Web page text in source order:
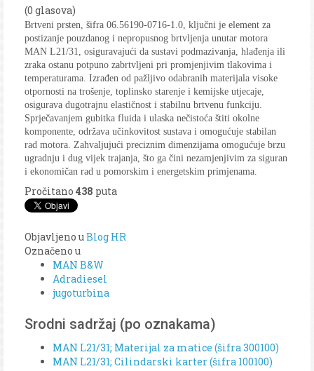
(0 glasova)
Brtveni prsten, šifra 06.56190-0716-1.0, ključni je element za
postizanje pouzdanog i nepropusnog brtvljenja unutar motora
MAN L21/31, osiguravajući da sustavi podmazivanja, hlađenja ili
zraka ostanu potpuno zabrtvljeni pri promjenjivim tlakovima i
temperaturama. Izrađen od pažljivo odabranih materijala visoke
otpornosti na trošenje, toplinsko starenje i kemijske utjecaje,
osigurava dugotrajnu elastičnost i stabilnu brtvenu funkciju.
Sprječavanjem gubitka fluida i ulaska nečistoća štiti okolne
komponente, održava učinkovitost sustava i omogućuje stabilan
rad motora. Zahvaljujući preciznim dimenzijama omogućuje brzu
ugradnju i dug vijek trajanja, što ga čini nezamjenjivim za siguran
i ekonomičan rad u pomorskim i energetskim primjenama.
Pročitano 438 puta
Objavljeno uBlog HR
Označeno u
MAN B&W
Adradiesel
jugoturbina
Srodni sadržaj (po oznakama)
MAN L21/31; Materijal za matice (šifra 300100)
MAN L21/31; Cilindarski karter (šifra 100100)